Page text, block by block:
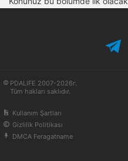
PDALIFE 2007-2026г.
Tüm hakları saklıdır.
Kullanım Şartları
Gizlilik Politikası
DMCA Feragatname